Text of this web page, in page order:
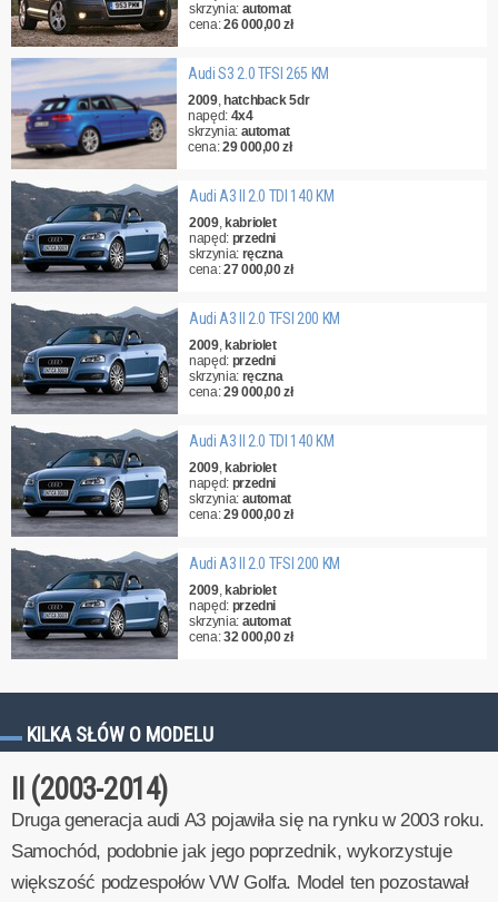
skrzynia: automat
cena:26 000,00 zł
Audi S3 2.0 TFSI 265 KM
2009, hatchback 5dr
napęd: 4x4
skrzynia: automat
cena:29 000,00 zł
Audi A3 II 2.0 TDI 140 KM
2009, kabriolet
napęd: przedni
skrzynia: ręczna
cena:27 000,00 zł
Audi A3 II 2.0 TFSI 200 KM
2009, kabriolet
napęd: przedni
skrzynia: ręczna
cena:29 000,00 zł
Audi A3 II 2.0 TDI 140 KM
2009, kabriolet
napęd: przedni
skrzynia: automat
cena:29 000,00 zł
Audi A3 II 2.0 TFSI 200 KM
2009, kabriolet
napęd: przedni
skrzynia: automat
cena:32 000,00 zł
KILKA SŁÓW O MODELU
II (2003-2014)
Druga generacja audi A3 pojawiła się na rynku w 2003 roku.
Samochód, podobnie jak jego poprzednik, wykorzystuje
większość podzespołów VW Golfa. Model ten pozostawał